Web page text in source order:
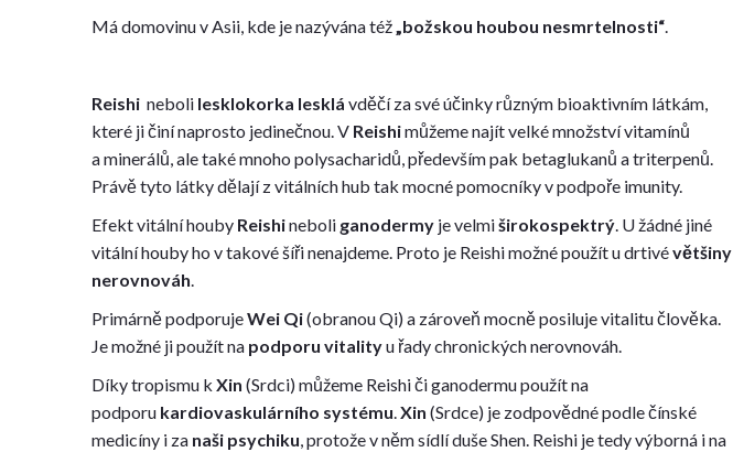
Má domovinu v Asii, kde je nazývána též„božskou houbou nesmrtelnosti“.
Reishi neboli lesklokorka lesklá vděčí za své účinky různým bioaktivním látkám,
které ji činí naprosto jedinečnou. V Reishimůžeme najít velké množství vitamínů
a minerálů, ale také mnoho polysacharidů, především pak betaglukanů a triterpenů.
Právě tyto látky dělají z vitálních hub tak mocné pomocníky v podpoře imunity.
Efekt vitální houby Reishineboli ganodermy je velmiširokospektrý. U žádné jiné
vitální houby ho v takové šíři nenajdeme. Proto je Reishi možné použít u drtivévětšiny
nerovnováh.
Primárně podporujeWei Qi(obranou Qi) a zároveň mocně posiluje vitalitu člověka.
Je možné ji použít na podporu vitalityu řady chronických nerovnováh.
Díky tropismu k Xin (Srdci) můžeme Reishi či ganodermu použít na
podporu kardiovaskulárního systému.Xin (Srdce) je zodpovědné podle čínské
medicíny i za naši psychiku, protože v něm sídlí duše Shen. Reishi je tedy výborná i na